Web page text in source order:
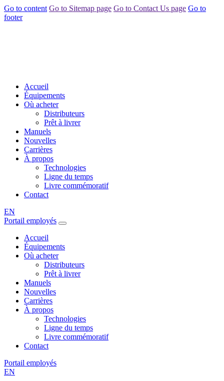
Go to content Go to Sitemap page Go to Contact Us page Go to
footer
Accueil
Équipements
Où acheter
Distributeurs
Prêt à livrer
Manuels
Nouvelles
Carrières
À propos
Technologies
Ligne du temps
Livre commémoratif
Contact
EN
Portail employés
Accueil
Équipements
Où acheter
Distributeurs
Prêt à livrer
Manuels
Nouvelles
Carrières
À propos
Technologies
Ligne du temps
Livre commémoratif
Contact
Portail employés
EN